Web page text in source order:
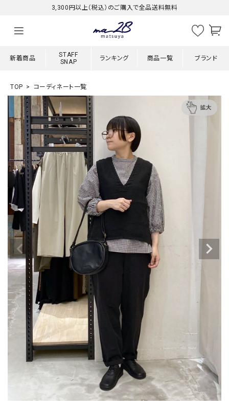
3,300円以上（税込）のご購入で全品送料無料
新着商品
STAFF
SNAP
ランキング 商品一覧 ブランド
TOP コーディネート一覧